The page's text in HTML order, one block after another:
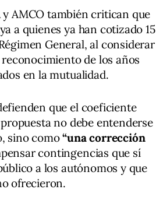
y AMCO también critican que
a quienes ya han cotizado 15
General, al considerar
de los años
en la mutualidad.
que el coeficiente
no debe entenderse
sino como“una corrección
contingencias que sí
a los autónomos y que
ofrecieron.